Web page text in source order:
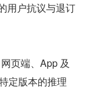
用户抗议与退订
页端、App 及
定版本的推理